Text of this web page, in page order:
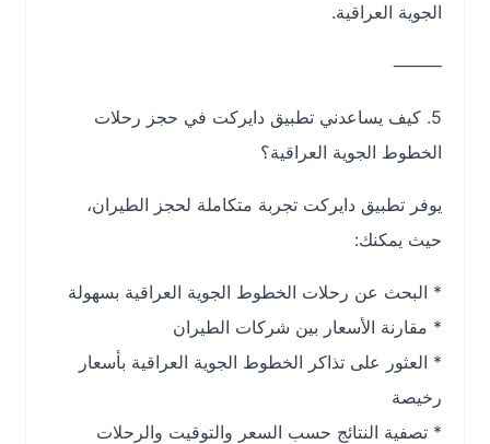
الجوية العراقية.
⸻
5. كيف يساعدني تطبيق دايركت في حجز رحلات
الخطوط الجوية العراقية؟
يوفر تطبيق دايركت تجربة متكاملة لحجز الطيران،
حيث يمكنك:
* البحث عن رحلات الخطوط الجوية العراقية بسهولة
* مقارنة الأسعار بين شركات الطيران
* العثور على تذاكر الخطوط الجوية العراقية بأسعار
رخيصة
* تصفية النتائج حسب السعر والتوقيت والرحلات